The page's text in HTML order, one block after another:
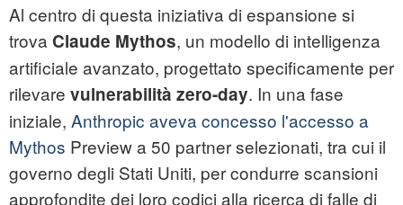
Al centro di questa iniziativa di espansione si
trova Claude Mythos, un modello di intelligenza
artificiale avanzato, progettato specificamente per
rilevare vulnerabilità zero-day. In una fase
iniziale, Anthropic aveva concesso l'accesso a
Mythos Preview a 50 partner selezionati, tra cui il
governo degli Stati Uniti, per condurre scansioni
approfondite dei loro codici alla ricerca di falle di